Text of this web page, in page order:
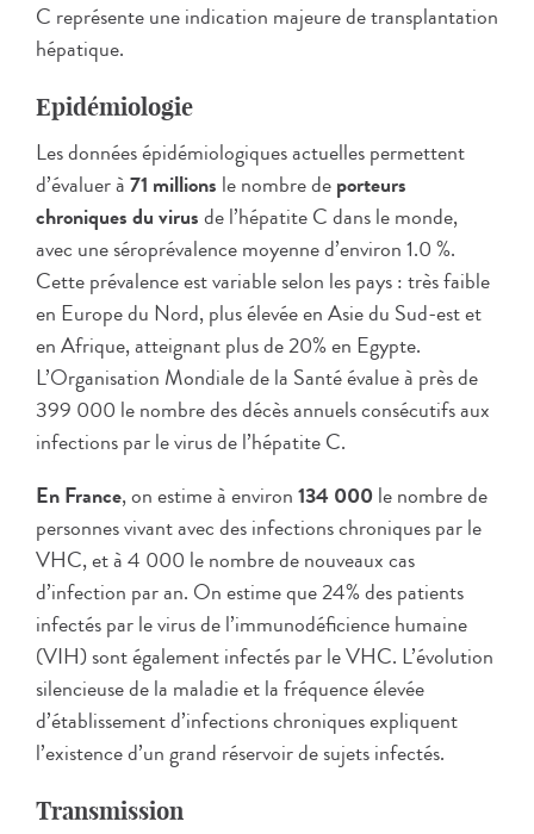
C représente une indication majeure de transplantation
hépatique.
Epidémiologie
Les données épidémiologiques actuelles permettent
d’évaluer à71 millions le nombre deporteurs
chroniques du virusde l’hépatite C dans le monde,
avec une séroprévalence moyenne d’environ 1.0 %.
Cette prévalence est variable selon les pays : très faible
en Europe du Nord, plus élevée en Asie du Sud-est et
en Afrique, atteignant plus de 20% en Egypte.
L’Organisation Mondiale de la Santé évalue à près de
399 000 le nombre des décès annuels consécutifs aux
infections par le virus de l’hépatite C.
En France, on estime à environ134 000le nombre de
personnes vivant avec des infections chroniques par le
VHC, et à 4 000 le nombre de nouveaux cas
d’infection par an. On estime que 24% des patients
infectés par le virus de l’immunodéficience humaine
(VIH) sont également infectés par le VHC. L’évolution
silencieuse de la maladie et la fréquence élevée
d’établissement d’infections chroniques expliquent
l’existence d’un grand réservoir de sujets infectés.
Transmission